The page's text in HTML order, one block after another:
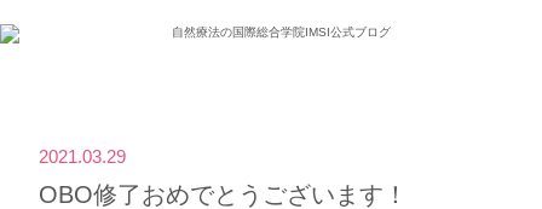
2021.03.29
OBO修了おめでとうございます！